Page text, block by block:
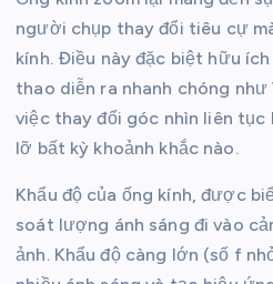
người chụp thay đổi tiêu cự
kính. Điều này đặc biệt hữu
thao diễn ra nhanh chóng
việc thay đổi góc nhìn liên tục
lỡ bất kỳ khoảnh khắc nào.
Khẩu độ của ống kính, được
soát lượng ánh sáng đi vào
ảnh. Khẩu độ càng lớn (số f